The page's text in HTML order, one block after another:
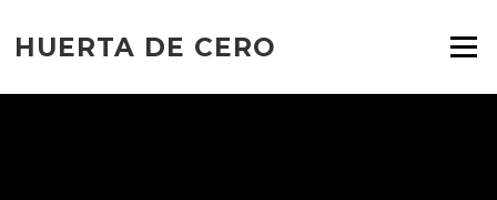
contenido
HUERTA DE CERO Menú